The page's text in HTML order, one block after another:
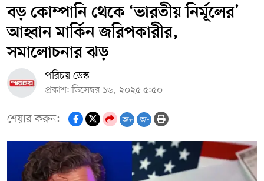
বড় কোম্পানি থেকে ‘ভারতীয় নির্মূলের’
আহ্বান মার্কিন জরিপকারীর,
সমালোচনার ঝড়
পরিচয় ডেস্ক
প্রকাশ: ডিসেম্বর ১৬, ২০২৫ ৫:৫০
শেয়ার করুন: অ+ অ-